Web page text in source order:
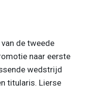
de tweede
naar eerste
wedstrijd
titularis. Lierse